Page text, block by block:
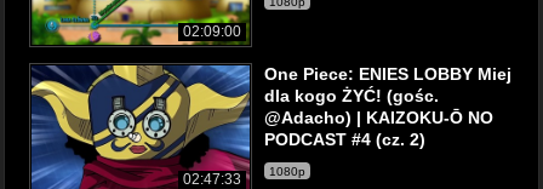
02:09:00
02:47:33
One Piece: ENIES LOBBY Miej
dla kogo ŻYĆ! (gośc.
@Adacho) | KAIZOKU-Ō NO
PODCAST #4 (cz. 2)
1080p